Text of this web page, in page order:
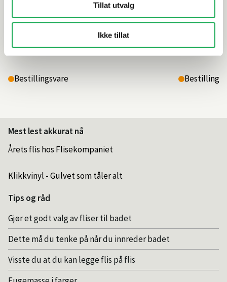
Tillat utvalg
Ikke tillat
3 895,–
Bestillingsvare
6 095,–
Mest lest akkurat nå
Årets flis hos Flisekompaniet
Klikkvinyl - Gulvet som tåler alt
Tips og råd
Gjør et godt valg av fliser til badet
Dette må du tenke på når du innreder badet
Visste du at du kan legge flis på flis